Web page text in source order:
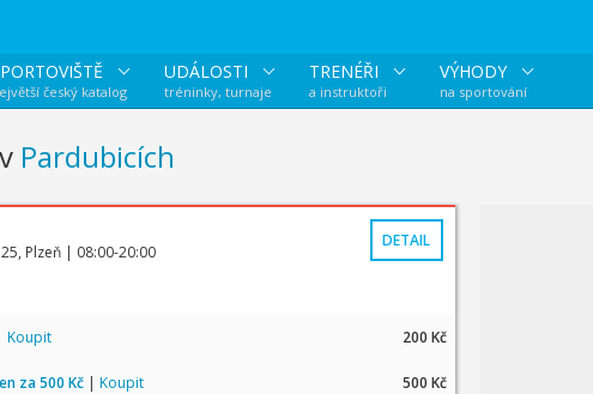
český katalog
UDÁLOSTI
tréninky, turnaje
TRENÉŘI
a instruktoři
VÝHODY
na sportování
v Pardubicích
Plzeň | 08:00-20:00
DETAIL
Koupit 200 Kč
za 500 Kč | Koupit 500 Kč